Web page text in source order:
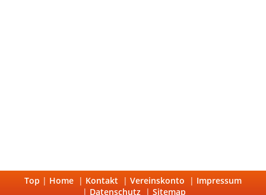
Top | Home | Kontakt | Vereinskonto | Impressum
| Datenschutz | Sitemap